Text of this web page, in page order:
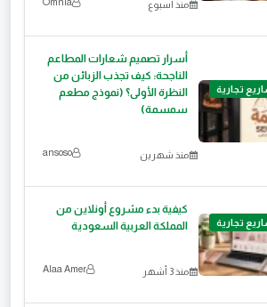
منذ أسبوع
تجارية
أسرار تصميم شعارات المطاعم
الناجحة: كيف تجذب الزبائن من
النظرة الأولى؟ (نموذج مطعم
سمسمة)
منذ شهرين ansoso
تجارية
كيفية بدء مشروع أونلاين من
المملكة العربية السعودية
منذ 3 أشهر Alaa Amer